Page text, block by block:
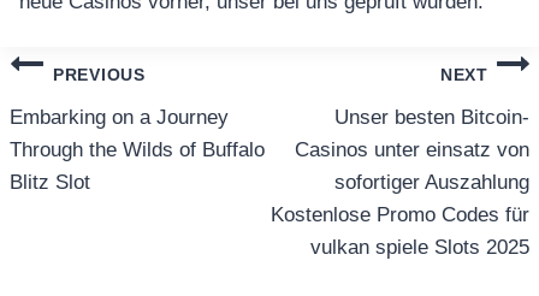
แนะแนว
เรื่อง
PREVIOUS
Embarking on a Journey
Through the Wilds of Buffalo
Blitz Slot
NEXT
Unser besten Bitcoin-
Casinos unter einsatz von
sofortiger Auszahlung
Kostenlose Promo Codes für
vulkan spiele Slots 2025